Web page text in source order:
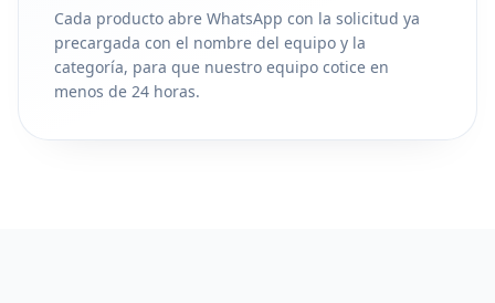
Cada producto abre WhatsApp con la solicitud ya
precargada con el nombre del equipo y la
categoría, para que nuestro equipo cotice en
menos de 24 horas.